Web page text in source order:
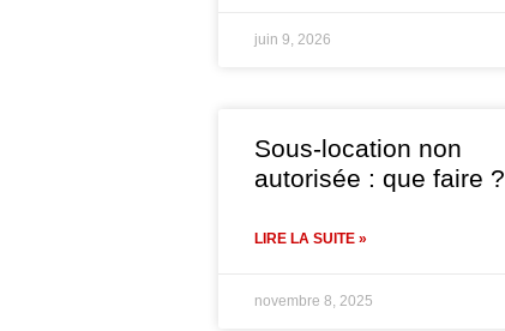
juin 9, 2026
Sous-location non
autorisée : que faire ?
LIRE LA SUITE »
novembre 8, 2025